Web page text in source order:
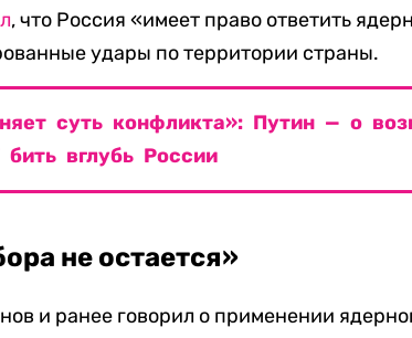
, что Россия «имеет право ответить
удары по территории страны.
суть конфликта»: Путин — о
вглубь России
не остается»
и ранее говорил о применении